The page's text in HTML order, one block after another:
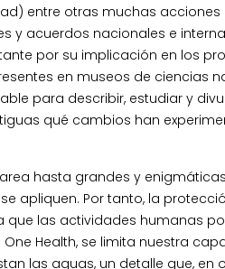
entre otras muchas acciones
y acuerdos nacionales e
por su implicación en los
en museos de ciencias
para describir, estudiar y
qué cambios han
hasta grandes y
apliquen. Por tanto, la
las actividades humanas
Health, se limita nuestra
las aguas, un detalle que, en